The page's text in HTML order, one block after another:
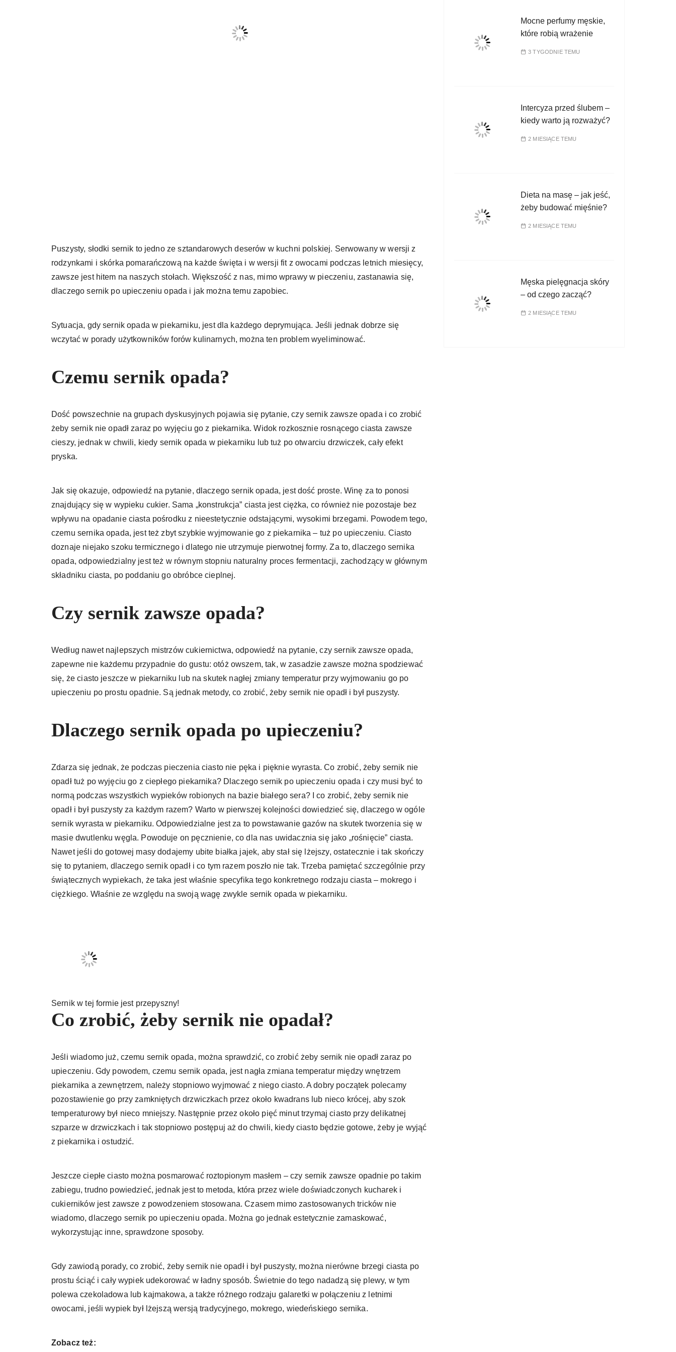
Puszysty, słodki sernik to jedno ze sztandarowych deserów w kuchni polskiej. Serwowany w wersji z
rodzynkami i skórka pomarańczową na każde święta i w wersji fit z owocami podczas letnich miesięcy,
zawsze jest hitem na naszych stołach. Większość z nas, mimo wprawy w pieczeniu, zastanawia się,
dlaczego sernik po upieczeniu opada i jak można temu zapobiec.
Sytuacja, gdy sernik opada w piekarniku, jest dla każdego deprymująca. Jeśli jednak dobrze się
wczytać w porady użytkowników forów kulinarnych, można ten problem wyeliminować.
Czemu sernik opada?
Dość powszechnie na grupach dyskusyjnych pojawia się pytanie, czy sernik zawsze opada i co zrobić
żeby sernik nie opadł zaraz po wyjęciu go z piekarnika. Widok rozkosznie rosnącego ciasta zawsze
cieszy, jednak w chwili, kiedy sernik opada w piekarniku lub tuż po otwarciu drzwiczek, cały efekt
pryska.
Jak się okazuje, odpowiedź na pytanie, dlaczego sernik opada, jest dość proste. Winę za to ponosi
znajdujący się w wypieku cukier. Sama „konstrukcja” ciasta jest ciężka, co również nie pozostaje bez
wpływu na opadanie ciasta pośrodku z nieestetycznie odstającymi, wysokimi brzegami. Powodem tego,
czemu sernika opada, jest też zbyt szybkie wyjmowanie go z piekarnika – tuż po upieczeniu. Ciasto
doznaje niejako szoku termicznego i dlatego nie utrzymuje pierwotnej formy. Za to, dlaczego sernika
opada, odpowiedzialny jest też w równym stopniu naturalny proces fermentacji, zachodzący w głównym
składniku ciasta, po poddaniu go obróbce cieplnej.
Czy sernik zawsze opada?
Według nawet najlepszych mistrzów cukiernictwa, odpowiedź na pytanie, czy sernik zawsze opada,
zapewne nie każdemu przypadnie do gustu: otóż owszem, tak, w zasadzie zawsze można spodziewać
się, że ciasto jeszcze w piekarniku lub na skutek nagłej zmiany temperatur przy wyjmowaniu go po
upieczeniu po prostu opadnie. Są jednak metody, co zrobić, żeby sernik nie opadł i był puszysty.
Dlaczego sernik opada po upieczeniu?
Zdarza się jednak, że podczas pieczenia ciasto nie pęka i pięknie wyrasta. Co zrobić, żeby sernik nie
opadł tuż po wyjęciu go z ciepłego piekarnika? Dlaczego sernik po upieczeniu opada i czy musi być to
normą podczas wszystkich wypieków robionych na bazie białego sera? I co zrobić, żeby sernik nie
opadł i był puszysty za każdym razem? Warto w pierwszej kolejności dowiedzieć się, dlaczego w ogóle
sernik wyrasta w piekarniku. Odpowiedzialne jest za to powstawanie gazów na skutek tworzenia się w
masie dwutlenku węgla. Powoduje on pęcznienie, co dla nas uwidacznia się jako „rośnięcie” ciasta.
Nawet jeśli do gotowej masy dodajemy ubite białka jajek, aby stał się lżejszy, ostatecznie i tak skończy
się to pytaniem, dlaczego sernik opadł i co tym razem poszło nie tak. Trzeba pamiętać szczególnie przy
świątecznych wypiekach, że taka jest właśnie specyfika tego konkretnego rodzaju ciasta – mokrego i
ciężkiego. Właśnie ze względu na swoją wagę zwykle sernik opada w piekarniku.
Sernik w tej formie jest przepyszny!
Co zrobić, żeby sernik nie opadał?
Jeśli wiadomo już, czemu sernik opada, można sprawdzić, co zrobić żeby sernik nie opadł zaraz po
upieczeniu. Gdy powodem, czemu sernik opada, jest nagła zmiana temperatur między wnętrzem
piekarnika a zewnętrzem, należy stopniowo wyjmować z niego ciasto. A dobry początek polecamy
pozostawienie go przy zamkniętych drzwiczkach przez około kwadrans lub nieco krócej, aby szok
temperaturowy był nieco mniejszy. Następnie przez około pięć minut trzymaj ciasto przy delikatnej
szparze w drzwiczkach i tak stopniowo postępuj aż do chwili, kiedy ciasto będzie gotowe, żeby je wyjąć
z piekarnika i ostudzić.
Jeszcze ciepłe ciasto można posmarować roztopionym masłem – czy sernik zawsze opadnie po takim
zabiegu, trudno powiedzieć, jednak jest to metoda, która przez wiele doświadczonych kucharek i
cukierników jest zawsze z powodzeniem stosowana. Czasem mimo zastosowanych tricków nie
wiadomo, dlaczego sernik po upieczeniu opada. Można go jednak estetycznie zamaskować,
wykorzystując inne, sprawdzone sposoby.
Gdy zawiodą porady, co zrobić, żeby sernik nie opadł i był puszysty, można nierówne brzegi ciasta po
prostu ściąć i cały wypiek udekorować w ładny sposób. Świetnie do tego nadadzą się plewy, w tym
polewa czekoladowa lub kajmakowa, a także różnego rodzaju galaretki w połączeniu z letnimi
owocami, jeśli wypiek był lżejszą wersją tradycyjnego, mokrego, wiedeńskiego sernika.
Zobacz też:
Mocne perfumy męskie,
które robią wrażenie
3 TYGODNIE TEMU
Intercyza przed ślubem –
kiedy warto ją rozważyć?
2 MIESIĄCE TEMU
Dieta na masę – jak jeść,
żeby budować mięśnie?
2 MIESIĄCE TEMU
Męska pielęgnacja skóry
– od czego zacząć?
2 MIESIĄCE TEMU